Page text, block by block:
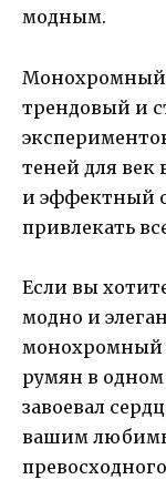
модным.
Монохромный
трендовый и
теней для век
и эффектный
привлекать
Если вы
модно и
монохромный
румян в одном
завоевал
вашим